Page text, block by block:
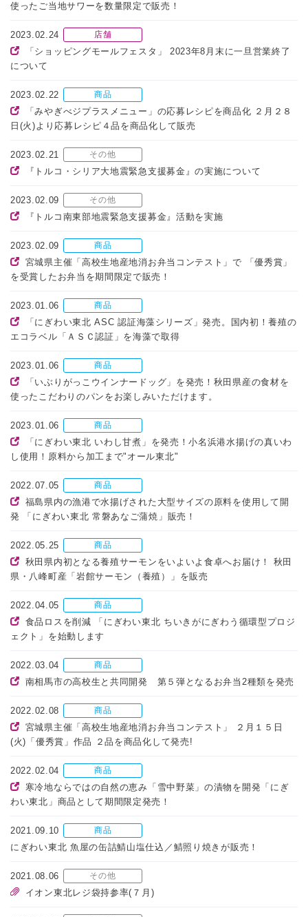
使ったご当地サワーを数量限定で販売！
2023.02.24 店舗
「ショッピングモールフェスタ」 2023年8月末に一旦営業終了
について
2023.02.22 商品
「みやぎべジプラスメニュー」の応募レシピを商品化 ２月２８
日(火)より応募レシピ４品を商品化して販売
2023.02.21 その他
『トルコ・シリア大地震緊急支援募金』の実施について
2023.02.09 その他
『トルコ南東部地震緊急支援募金』活動を実施
2023.02.09 商品
宮城県主催「高校生地産地消お弁当コンテスト」で 「優秀賞」
を受賞したお弁当を期間限定で販売！
2023.01.06 商品
「にぎわい東北 ASC 認証海藻シリーズ」発売。国内初！養殖の
エコラベル「ＡＳＣ認証」を海藻で取得
2023.01.06 商品
「いぶりがっこウインナードッグ」を発売！秋田県産の食材を
使ったこだわりのパンをお楽しみいただけます。
2023.01.06 商品
「にぎわい東北 いわし甘煮」を発売！小名浜港水揚げの真いわ
し使用！原料から加工まで"オール東北"
2022.07.05 商品
福島県内の漁港で水揚げされた大型サイズの原料を使用して開
発 「にぎわい東北 常磐あなご蒲焼」販売！
2022.05.25 商品
秋田県内初となる養殖サーモンをいよいよ食卓へお届け！ 秋田
県・八峰町産「岩館サーモン（養殖）」を販売
2022.04.05 商品
食品ロスを削減 「にぎわい東北 ちいきがにぎわう循環型プロジ
ェクト」を始動します
2022.03.04 商品
南相馬市の高校生と共同開発 第５弾となるお弁当2種類を発売
2022.02.08 商品
宮城県主催「高校生地産地消お弁当コンテスト」 ２月１５日
(火)「優秀賞」作品 ２品を商品化して発売!
2022.02.04 商品
寒冷地ならではの自然の恵み「雪中野菜」の漬物を開発「にぎ
わい東北」商品として期間限定発売！
2021.09.10 商品
にぎわい東北 魚屋の缶詰鯖山塩仕込／鯖照り焼きが販売！
2021.08.06 その他
イオン東北レジ袋持参率(７月)